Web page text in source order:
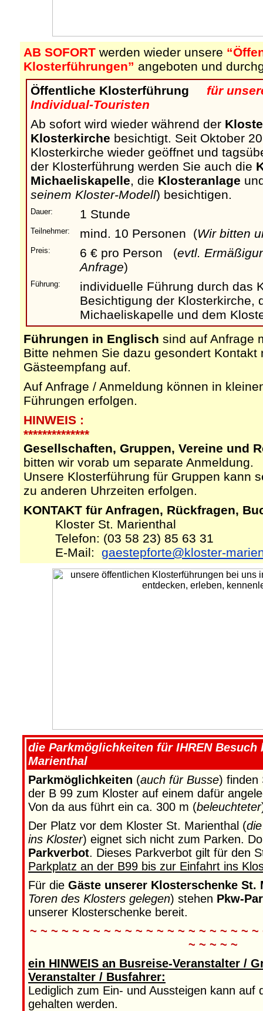
AB SOFORT werden wieder unsere
Klosterführungen” angeboten und
Öffentliche Klosterführung
für
Individual-Touristen
Ab sofort wird wieder während der
Klosterkirche besichtigt. Seit Oktober
Klosterkirche wieder geöffnet und
der Klosterführung werden Sie auch die
Michaeliskapelle, die Klosteranlage
seinem Kloster-Modell) besichtigen.
Dauer: 1 Stunde
Teilnehmer: mind. 10 Personen (Wir bitten
Preis: 6 € pro Person (evtl.
Anfrage)
Führung:
individuelle Führung durch das
Besichtigung der Klosterkirche,
Michaeliskapelle und dem
Führungen in Englisch sind auf Anfrage
Bitte nehmen Sie dazu gesondert Kontakt
Gästeempfang auf.
Auf Anfrage / Anmeldung können in
Führungen erfolgen.
HINWEIS :
**************
Gesellschaften, Gruppen, Vereine und
bitten wir vorab um separate Anmeldung.
Unsere Klosterführung für Gruppen kann
zu anderen Uhrzeiten erfolgen.
KONTAKT für Anfragen, Rückfragen,
Kloster St. Marienthal
Telefon: (03 58 23) 85 63 31
E-Mail: gaestepforte@kloster-
die Parkmöglichkeiten für IHREN Besuch
Marienthal
Parkmöglichkeiten (auch für Busse) finden
der B 99 zum Kloster auf einem dafür
Von da aus führt ein ca. 300 m (beleuchteter
Der Platz vor dem Kloster St. Marienthal (
ins Kloster) eignet sich nicht zum Parken.
Parkverbot. Dieses Parkverbot gilt für den
Parkplatz an der B99 bis zur Einfahrt ins
Für die Gäste unserer Klosterschenke St.
Toren des Klosters gelegen) stehen Pkw-
unserer Klosterschenke bereit.
~ ~ ~ ~ ~ ~ ~ ~ ~ ~ ~ ~ ~ ~ ~ ~ ~ ~ ~ ~ ~
~ ~ ~ ~ ~
ein HINWEIS an Busreise-Veranstalter /
Veranstalter / Busfahrer:
Lediglich zum Ein- und Aussteigen kann auf
gehalten werden.